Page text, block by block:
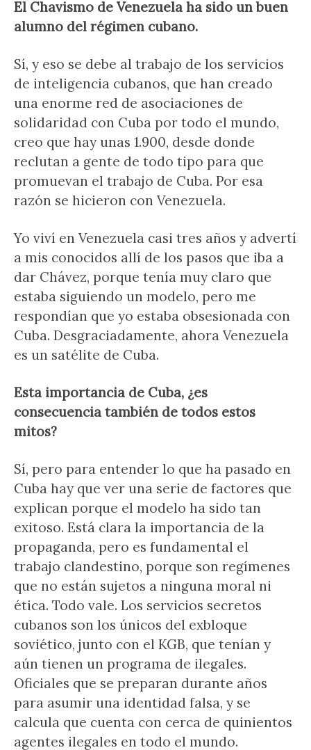
El Chavismo de Venezuela ha sido un buen
alumno del régimen cubano.
Sí, y eso se debe al trabajo de los servicios
de inteligencia cubanos, que han creado
una enorme red de asociaciones de
solidaridad con Cuba por todo el mundo,
creo que hay unas 1.900, desde donde
reclutan a gente de todo tipo para que
promuevan el trabajo de Cuba. Por esa
razón se hicieron con Venezuela.
Yo viví en Venezuela casi tres años y advertí
a mis conocidos allí de los pasos que iba a
dar Chávez, porque tenía muy claro que
estaba siguiendo un modelo, pero me
respondían que yo estaba obsesionada con
Cuba. Desgraciadamente, ahora Venezuela
es un satélite de Cuba.
Esta importancia de Cuba, ¿es
consecuencia también de todos estos
mitos?
Sí, pero para entender lo que ha pasado en
Cuba hay que ver una serie de factores que
explican porque el modelo ha sido tan
exitoso. Está clara la importancia de la
propaganda, pero es fundamental el
trabajo clandestino, porque son regímenes
que no están sujetos a ninguna moral ni
ética. Todo vale. Los servicios secretos
cubanos son los únicos del exbloque
soviético, junto con el KGB, que tenían y
aún tienen un programa de ilegales.
Oficiales que se preparan durante años
para asumir una identidad falsa, y se
calcula que cuenta con cerca de quinientos
agentes ilegales en todo el mundo.